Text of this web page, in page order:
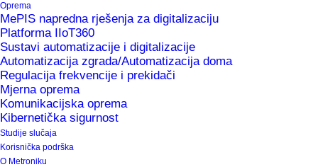
Oprema
MePIS napredna rješenja za digitalizaciju
Platforma IIoT360
Sustavi automatizacije i digitalizacije
Automatizacija zgrada/Automatizacija doma
Regulacija frekvencije i prekidači
Mjerna oprema
Komunikacijska oprema
Kibernetička sigurnost
Studije slučaja
Korisnička podrška
O Metroniku
zapošljava gotovo 42 000 ljudi u 20 zemalja na
svim kontinentima, ostvarujući promet od prodaje
od 10,3 milijarde eura. Danfoss posjeduje gotovo
1400 patenata za svoju liniju proizvoda, koja
uključuje rashladne sustave, rješenja za grijanje i
daljinsko grijanje, frekvencijske pretvarače,
industrijsku automatizaciju i visokotlačne pumpe.